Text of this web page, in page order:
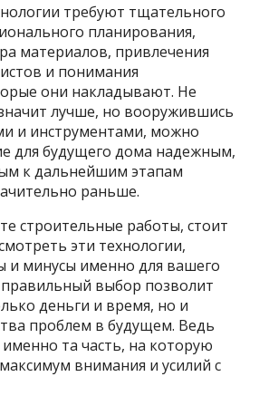
требуют тщательного
планирования,
материалов, привлечения
и понимания
они накладывают. Не
лучше, но вооружившись
и инструментами, можно
для будущего дома надежным,
к дальнейшим этапам
раньше.
строительные работы, стоит
эти технологии,
и минусы именно для вашего
правильный выбор позволит
деньги и время, но и
проблем в будущем. Ведь
та часть, на которую
внимания и усилий с